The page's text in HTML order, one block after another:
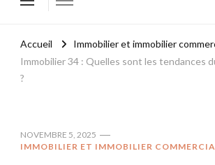
Accueil
Immobilier et immobilier
Immobilier 34 : Quelles sont les tendances
?
NOVEMBRE 5, 2025
IMMOBILIER ET IMMOBILIER